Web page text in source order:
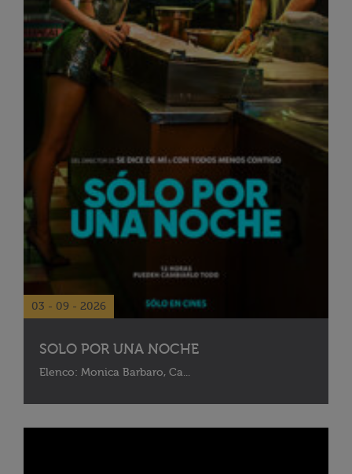
03 - 09 - 2026
SOLO POR UNA NOCHE
Elenco: Monica Barbaro, Ca...